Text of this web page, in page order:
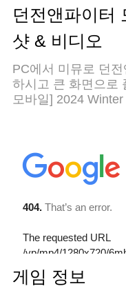
컴퓨터에서 다운로
(12) 설치하세요. 배
마음껏 즐길수 있습
다!
던전앤파이터
샷 & 비디오
PC에서 미뮤로 던
하시고 큰 화면으로
모바일] 2024
게임 정보